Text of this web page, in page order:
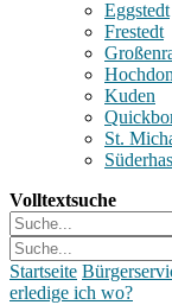
Eggstedt
Frestedt
Kuden
St.
Volltextsuche
Startseite
erledige ich wo?